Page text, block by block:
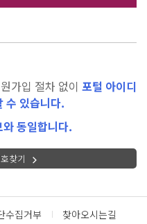
가입 절차 없이 포털 아이디
수 있습니다.
동일합니다.
찾기
수집거부 찾아오시는길